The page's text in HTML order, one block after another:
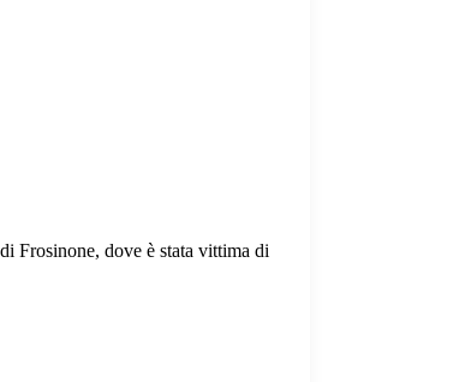
Frosinone, dove è stata vittima di